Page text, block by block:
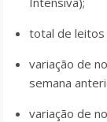
total de leitos
variação de
semana
variação de